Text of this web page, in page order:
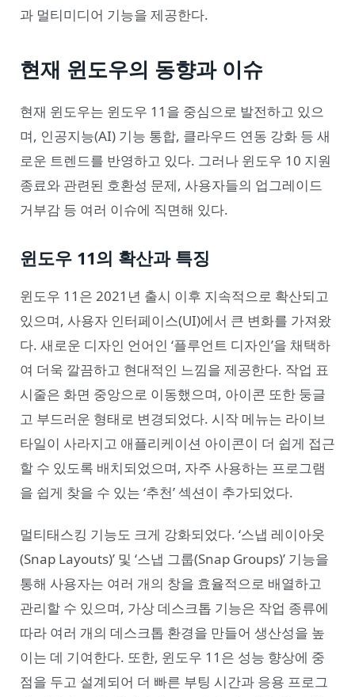
과 멀티미디어 기능을 제공한다.
현재 윈도우의 동향과 이슈
현재 윈도우는 윈도우 11을 중심으로 발전하고 있으
며, 인공지능(AI) 기능 통합, 클라우드 연동 강화 등 새
로운 트렌드를 반영하고 있다. 그러나 윈도우 10 지원
종료와 관련된 호환성 문제, 사용자들의 업그레이드
거부감 등 여러 이슈에 직면해 있다.
윈도우 11의 확산과 특징
윈도우 11은 2021년 출시 이후 지속적으로 확산되고
있으며, 사용자 인터페이스(UI)에서 큰 변화를 가져왔
다. 새로운 디자인 언어인 ‘플루언트 디자인’을 채택하
여 더욱 깔끔하고 현대적인 느낌을 제공한다. 작업 표
시줄은 화면 중앙으로 이동했으며, 아이콘 또한 둥글
고 부드러운 형태로 변경되었다. 시작 메뉴는 라이브
타일이 사라지고 애플리케이션 아이콘이 더 쉽게 접근
할 수 있도록 배치되었으며, 자주 사용하는 프로그램
을 쉽게 찾을 수 있는 ‘추천’ 섹션이 추가되었다.
멀티태스킹 기능도 크게 강화되었다. ‘스냅 레이아웃
(Snap Layouts)’ 및 ‘스냅 그룹(Snap Groups)’ 기능을
통해 사용자는 여러 개의 창을 효율적으로 배열하고
관리할 수 있으며, 가상 데스크톱 기능은 작업 종류에
따라 여러 개의 데스크톱 환경을 만들어 생산성을 높
이는 데 기여한다. 또한, 윈도우 11은 성능 향상에 중
점을 두고 설계되어 더 빠른 부팅 시간과 응용 프로그